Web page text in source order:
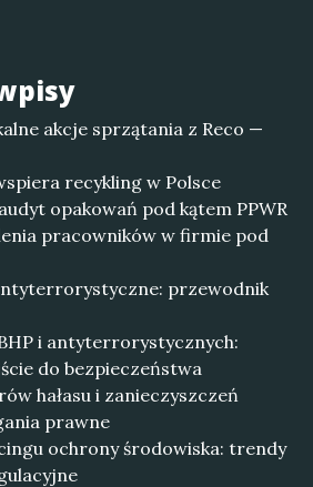
akcje sprzątania z Reco —
recykling w Polsce
opakowań pod kątem PPWR
pracowników w firmie pod
przewodnik
i antyterrorystycznych:
do bezpieczeństwa
hałasu i zanieczyszczeń
prawne
ochrony środowiska: trendy